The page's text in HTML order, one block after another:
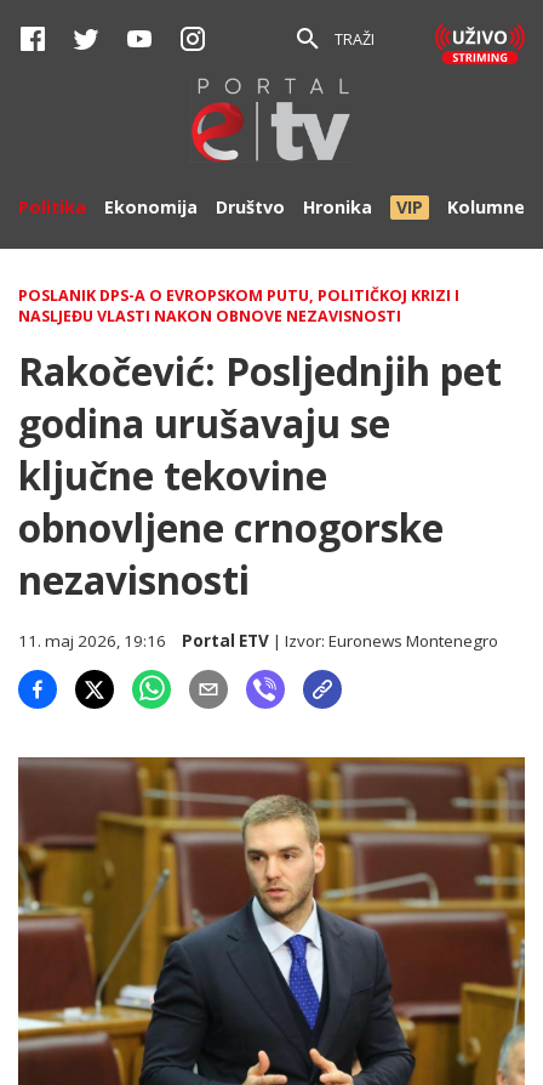
TRAŽI
Politika Ekonomija Društvo Hronika VIP Kolumne
POSLANIK DPS-A O EVROPSKOM PUTU, POLITIČKOJ KRIZI I
NASLJEĐU VLASTI NAKON OBNOVE NEZAVISNOSTI
Rakočević: Posljednjih pet
godina urušavaju se
ključne tekovine
obnovljene crnogorske
nezavisnosti
11. maj 2026, 19:16 Portal ETV | Izvor:Euronews Montenegro